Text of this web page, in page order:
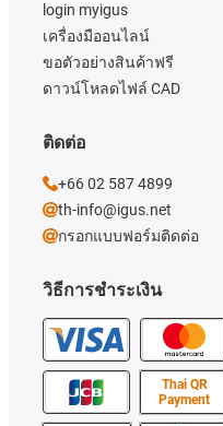
วิธีการชำระเงิน
Thai QR
Payment
login myigus
เครื่องมืออนไลน์
ขอตัวอย่างสินค้าฟรี
ดาวน์โหลดไฟล์ CAD
ติดต่อ
+66 02 587 4899
th-info@igus.net
กรอกแบบฟอร์มติดต่อ